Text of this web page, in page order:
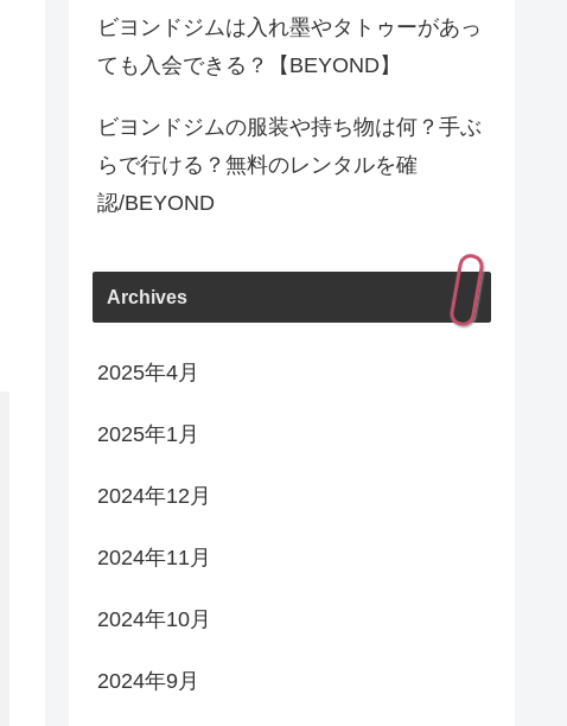
ビヨンドジムは入れ墨やタトゥーがあっ
ても入会できる？【BEYOND】
ビヨンドジムの服装や持ち物は何？手ぶ
らで行ける？無料のレンタルを確
認/BEYOND
Archives
2025年4月
2025年1月
2024年12月
2024年11月
2024年10月
2024年9月